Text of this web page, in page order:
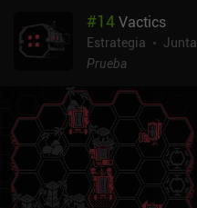
#14Vactics
Estrategia
Junta
Prueba